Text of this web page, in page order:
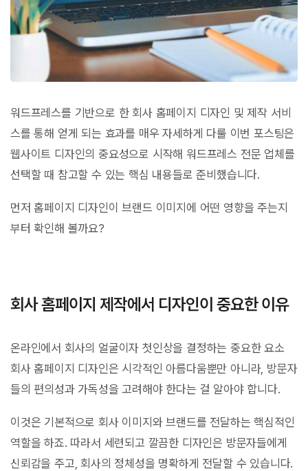
워드프레스를 기반으로 한 회사 홈페이지 디자인 및 제작 서비
스를 통해 얻게 되는 효과를 매우 자세하게 다룰 이번 포스팅은
웹사이트 디자인의 중요성으로 시작해 워드프레스 전문 업체를
선택할 때 참고할 수 있는 핵심 내용들로 준비했습니다.
먼저 홈페이지 디자인이 브랜드 이미지에 어떤 영향을 주는지
부터 확인해 볼까요?
회사 홈페이지 제작에서 디자인이 중요한 이유
온라인에서 회사의 얼굴이자 첫인상을 결정하는 중요한 요소
회사 홈페이지 디자인은 시각적인 아름다움뿐만 아니라, 방문자
들의 편의성과 가독성을 고려해야 한다는 걸 알아야 합니다.
이것은 기본적으로 회사 이미지와 브랜드를 전달하는 핵심적인
역할을 하죠. 따라서 세련되고 깔끔한 디자인은 방문자들에게
신뢰감을 주고, 회사의 정체성을 명확하게 전달할 수 있습니다.